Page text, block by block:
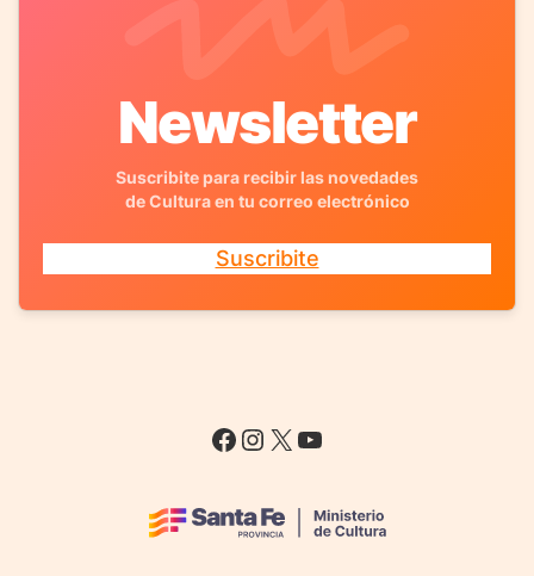
Newsletter
Suscribite para recibir las novedades
de Cultura en tu correo electrónico
Suscribite
Facebook
Instagram
X YouTube